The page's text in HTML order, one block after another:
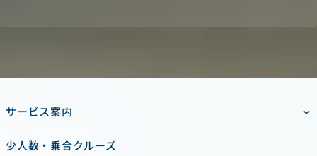
サービス案内
少人数・乗合クルーズ